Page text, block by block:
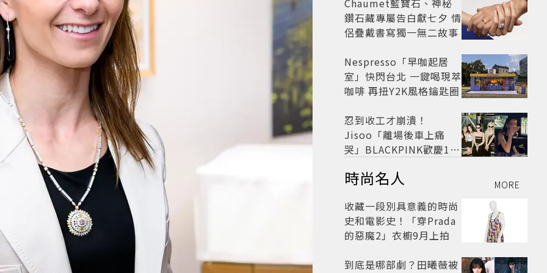
Chaumet藍寶石、神秘
鑽石藏專屬告白獻七夕 情
侶疊戴書寫獨一無二故事
Nespresso「早咖起居
室」快閃台北 一鍵喝現萃
咖啡 再扭Y2K風格鑰匙圈
忍到收工才崩潰！
Jisoo「離場後車上痛
哭」BLACKPINK歡慶10
超心疼
時尚名人 MORE
收藏一段別具意義的時尚
史和電影史！「穿Prada
的惡魔2」衣櫥9月上拍
到底是哪部劇？田曦薇被